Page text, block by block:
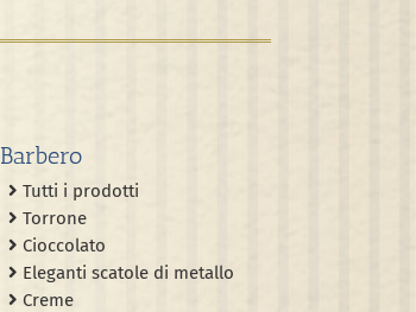
Barbero
Tutti i prodotti
Torrone
Cioccolato
Eleganti scatole di metallo
Creme